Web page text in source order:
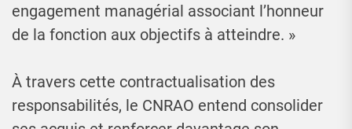
engagement managérial associant l’honneur
de la fonction aux objectifs à atteindre. »
À travers cette contractualisation des
responsabilités, le CNRAO entend consolider